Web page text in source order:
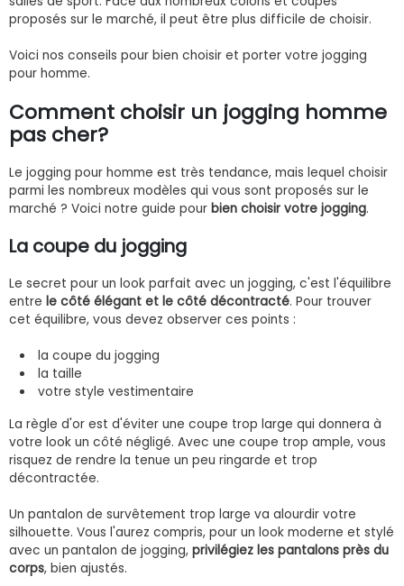
proposés sur le marché, il peut être plus difficile de choisir.
Voici nos conseils pour bien choisir et porter votre jogging
pour homme.
Comment choisir un jogging homme
pas cher?
Le jogging pour homme est très tendance, mais lequel choisir
parmi les nombreux modèles qui vous sont proposés sur le
marché ? Voici notre guide pour bien choisir votre jogging.
La coupe du jogging
Le secret pour un look parfait avec un jogging, c'est l'équilibre
entre le côté élégant et le côté décontracté. Pour trouver
cet équilibre, vous devez observer ces points :
la coupe du jogging
la taille
votre style vestimentaire
La règle d'or est d'éviter une coupe trop large qui donnera à
votre look un côté négligé. Avec une coupe trop ample, vous
risquez de rendre la tenue un peu ringarde et trop
décontractée.
Un pantalon de survêtement trop large va alourdir votre
silhouette. Vous l'aurez compris, pour un look moderne et stylé
avec un pantalon de jogging, privilégiez les pantalons près du
corps, bien ajustés.